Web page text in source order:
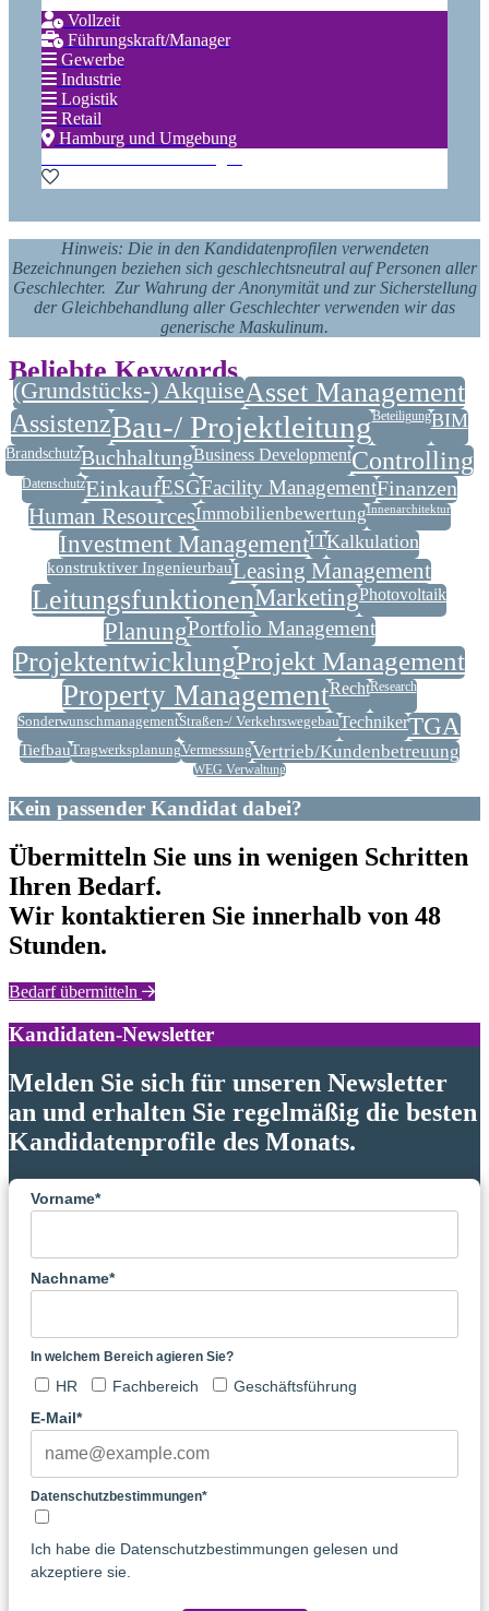
Vollzeit
Führungskraft/Manager
Gewerbe
Industrie
Logistik
Retail
Hamburg und Umgebung
Hinweis: Die in den Kandidatenprofilen verwendeten
Bezeichnungen beziehen sich geschlechtsneutral auf Personen aller
Geschlechter. Zur Wahrung der Anonymität und zur Sicherstellung
der Gleichbehandlung aller Geschlechter verwenden wir das
generische Maskulinum.
Beliebte Keywords
(Grundstücks-) AkquiseAsset Management
AssistenzBau-/ ProjektleitungBeteiligungBIM
BrandschutzBuchhaltungBusiness DevelopmentControlling
DatenschutzEinkaufESGFacility ManagementFinanzen
Human ResourcesImmobilienbewertungInnenarchitektur
Investment ManagementITKalkulation
konstruktiver IngenieurbauLeasing Management
LeitungsfunktionenMarketingPhotovoltaik
PlanungPortfolio Management
ProjektentwicklungProjekt Management
Property ManagementRechtResearch
SonderwunschmanagementStraßen-/ VerkehrswegebauTechnikerTGA
TiefbauTragwerksplanungVermessungVertrieb/Kundenbetreuung
WEG Verwaltung
Kein passender Kandidat dabei?
Übermitteln Sie uns in wenigen Schritten
Ihren Bedarf.
Wir kontaktieren Sie innerhalb von 48
Stunden.
Bedarf übermitteln
Kandidaten-Newsletter
Melden Sie sich für unseren Newsletter
an und erhalten Sie regelmäßig die besten
Kandidatenprofile des Monats.
Vorname*
Nachname*
In welchem Bereich agieren Sie?
HR Fachbereich
Geschäftsführung
E-Mail*
Datenschutzbestimmungen*
Ich habe die Datenschutzbestimmungen gelesen und
akzeptiere sie.